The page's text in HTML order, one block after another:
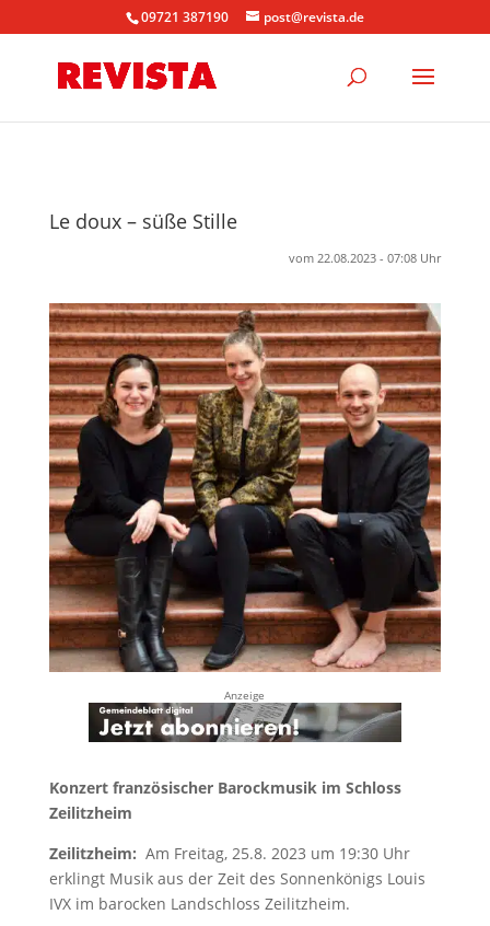
09721 387190 post@revista.de
Le doux – süße Stille
vom 22.08.2023 - 07:08 Uhr
Anzeige
Konzert französischer Barockmusik im Schloss
Zeilitzheim
Zeilitzheim: Am Freitag, 25.8. 2023 um 19:30 Uhr
erklingt Musik aus der Zeit des Sonnenkönigs Louis
IVX im barocken Landschloss Zeilitzheim.